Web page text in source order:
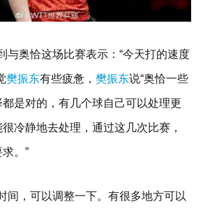
与奥恰这场比赛表示：“今天打的速度
樊振东有些疲惫， 樊振东说“奥恰一些
是对的，有几个球自己可以处理更
冷静地去处理，通过这几次比赛，
。”
间，可以调整一下。有很多地方可以